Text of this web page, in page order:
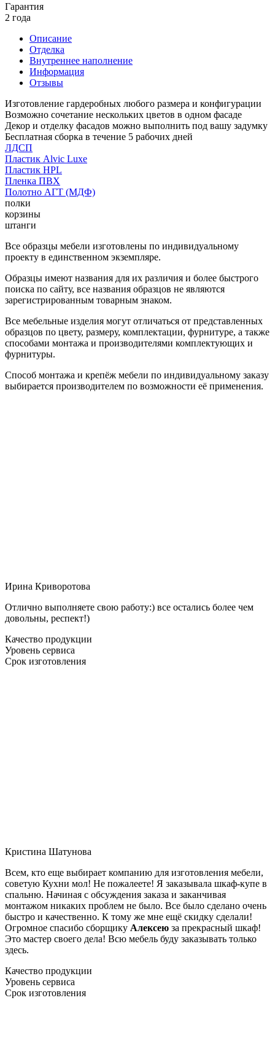
Гарантия
2 года
Описание
Отделка
Внутреннее наполнение
Информация
Отзывы
Изготовление гардеробных любого размера и конфигурации
Возможно сочетание нескольких цветов в одном фасаде
Декор и отделку фасадов можно выполнить под вашу задумку
Бесплатная сборка в течение 5 рабочих дней
ЛДСП
Пластик Alvic Luxe
Пластик HPL
Пленка ПВХ
Полотно АГТ (МДФ)
полки
корзины
штанги
Все образцы мебели изготовлены по индивидуальному
проекту в единственном экземпляре.
Образцы имеют названия для их различия и более быстрого
поиска по сайту, все названия образцов не являются
зарегистрированным товарным знаком.
Все мебельные изделия могут отличаться от представленных
образцов по цвету, размеру, комплектации, фурнитуре, а также
способами монтажа и производителями комплектующих и
фурнитуры.
Способ монтажа и крепёж мебели по индивидуальному заказу
выбирается производителем по возможности её применения.
Ирина Криворотова
Отлично выполняете свою работу:) все остались более чем
довольны, респект!)
Качество продукции
Уровень сервиса
Срок изготовления
Кристина Шатунова
Всем, кто еще выбирает компанию для изготовления мебели,
советую Кухни мол! Не пожалеете! Я заказывала шкаф-купе в
спальню. Начиная с обсуждения заказа и заканчивая
монтажом никаких проблем не было. Все было сделано очень
быстро и качественно. К тому же мне ещё скидку сделали!
Огромное спасибо сборщику Алексею за прекрасный шкаф!
Это мастер своего дела! Всю мебель буду заказывать только
здесь.
Качество продукции
Уровень сервиса
Срок изготовления